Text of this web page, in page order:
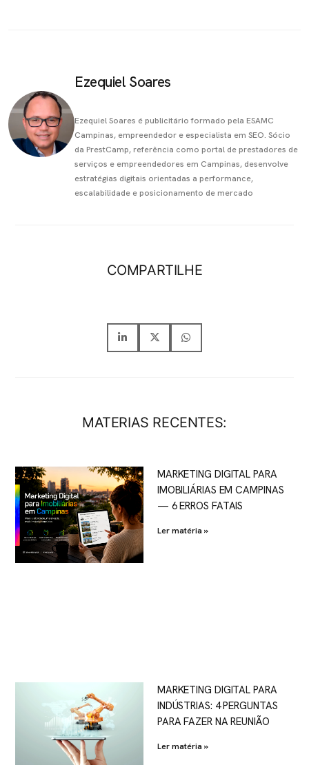
Ezequiel Soares
Ezequiel Soares é publicitário formado pela ESAMC
Campinas, empreendedor e especialista em SEO. Sócio
da PrestCamp, referência como portal de prestadores de
serviços e empreendedores em Campinas, desenvolve
estratégias digitais orientadas a performance,
escalabilidade e posicionamento de mercado
COMPARTILHE
MATERIAS RECENTES:
MARKETING DIGITAL PARA
IMOBILIÁRIAS EM CAMPINAS
— 6 ERROS FATAIS
Ler matéria »
MARKETING DIGITAL PARA
INDÚSTRIAS: 4 PERGUNTAS
PARA FAZER NA REUNIÃO
Ler matéria »